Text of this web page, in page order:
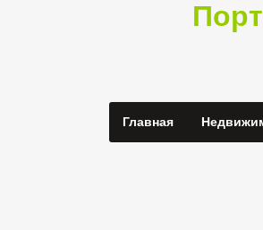
Главная